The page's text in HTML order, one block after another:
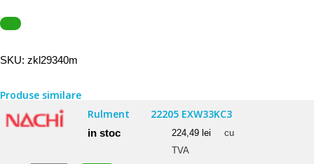
SKU: zkl29340m
Produse similare
Rulment
22205 EXW33KC3
in stoc 224,49 lei
cu
TVA